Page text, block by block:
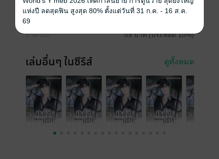
ความยาว
ราคาปก 59 บาท (ประหยัด 10%)
เล่มอื่นๆ ในซีรีส์ ดูทั้งหมด
แห่งปี ลดสุดฟิน สูงสุด 80% ตั้งแต่วันที่ 31 ก.ค. - 16 ส.ค.
69